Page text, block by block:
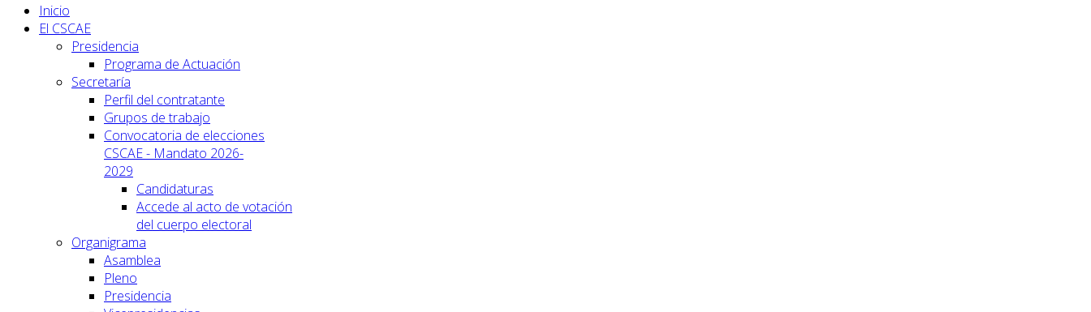
Inicio
El CSCAE
Presidencia
Programa de Actuación
Secretaría
Perfil del contratante
Grupos de trabajo
Convocatoria de elecciones
CSCAE - Mandato 2026-
2029
Candidaturas
Accede al acto de votación
del cuerpo electoral
Organigrama
Asamblea
Pleno
Presidencia